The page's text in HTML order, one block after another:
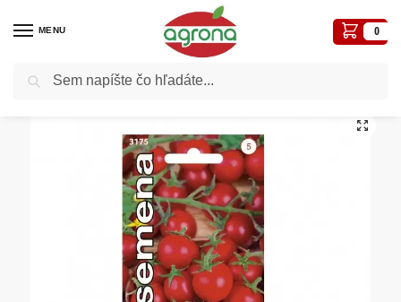
MENU 0
Domov Semená - osivá / Rajčiak kolíkový DS Cherry Baby F1 čerešňový červený 10s.